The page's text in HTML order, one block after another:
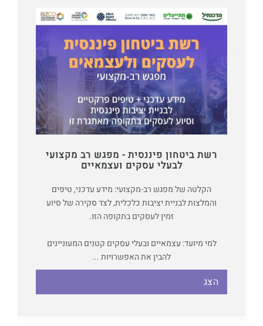
רשת ביטחון פיננסית - מפגש רב מקצועי
לבעלי עסקים ועצמאיים
הקלטה של מפגש רב-מקצועי: מידע עדכני, טיפים
והמלצות לבניית יציבות כלכלית, לצד סקירה של סיוע
זמין לעסקים בתקופה הזו.
למי מיועד: עצמאיים ובעלי עסקים קטנים המעוניינים
להבין את האפשרויות ...
הצג